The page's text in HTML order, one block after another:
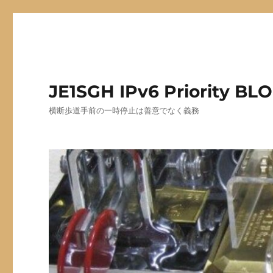
JE1SGH IPv6 Priority
横断歩道手前の一時停止は善意でなく義務